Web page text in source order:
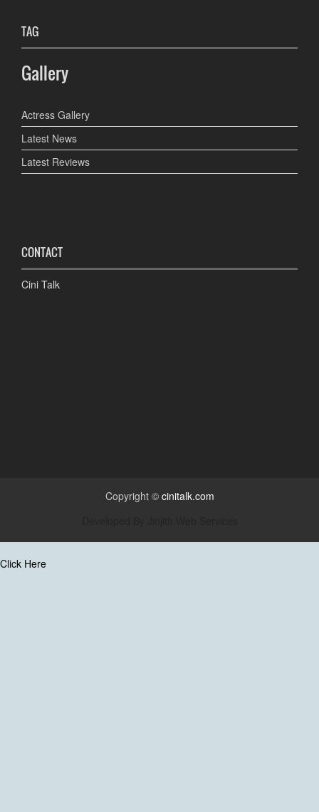
TAG
Gallery
Actress Gallery
Latest News
Latest Reviews
CONTACT
Cini Talk
Copyright © cinitalk.com
Click Here